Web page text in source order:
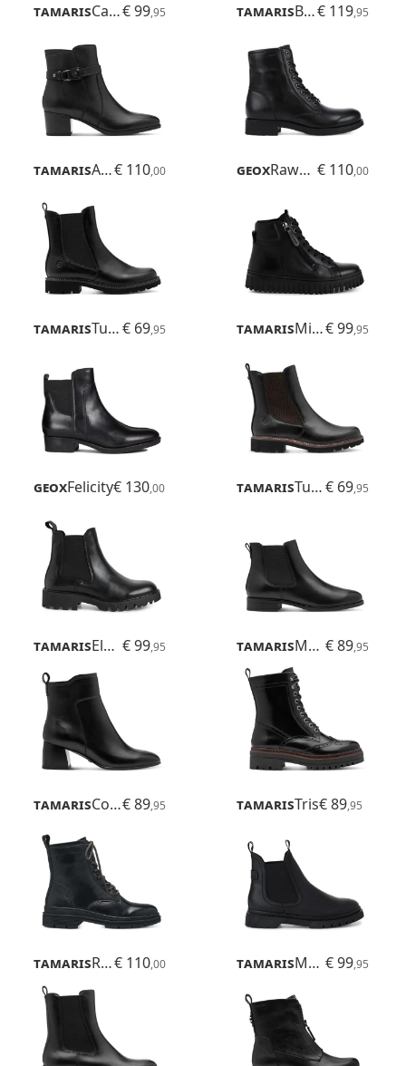
Tamaris Carolin€ 99,95 Tamaris Buta€ 119,95
Tamaris Augusti€ 110,00 Geox Rawelle € 110,00
Tamaris Tulsa€ 69,95 Tamaris Minora€ 99,95
GeoxFelicity€ 130,00 Tamaris Tulsa€ 69,95
Tamaris Elfina € 99,95 Tamaris Maxima € 89,95
Tamaris Colbie€ 89,95 TamarisTris€ 89,95
Tamaris Rixi€ 110,00 Tamaris Marisole € 99,95